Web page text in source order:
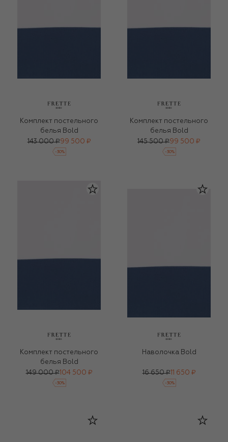
Комплект постельного
белья Bold
143 000 ₽99 500 ₽
-30%
Комплект постельного
белья Bold
145 500 ₽99 500 ₽
-30%
Комплект постельного
белья Bold
149 000 ₽104 500 ₽
-30%
Наволочка Bold
16 650 ₽11 650 ₽
-30%